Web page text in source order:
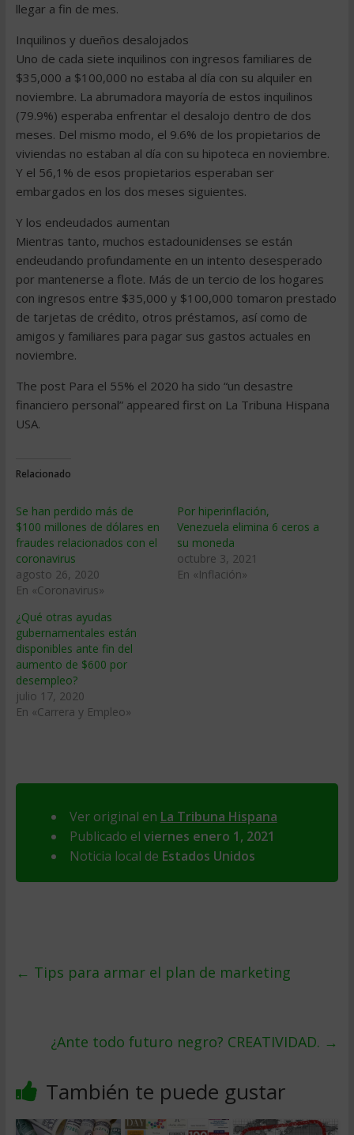
llegar a fin de mes.
Inquilinos y dueños desalojados
Uno de cada siete inquilinos con ingresos familiares de
$35,000 a $100,000 no estaba al día con su alquiler en
noviembre. La abrumadora mayoría de estos inquilinos
(79.9%) esperaba enfrentar el desalojo dentro de dos
meses. Del mismo modo, el 9.6% de los propietarios de
viviendas no estaban al día con su hipoteca en noviembre.
Y el 56,1% de esos propietarios esperaban ser
embargados en los dos meses siguientes.
Y los endeudados aumentan
Mientras tanto, muchos estadounidenses se están
endeudando profundamente en un intento desesperado
por mantenerse a flote. Más de un tercio de los hogares
con ingresos entre $35,000 y $100,000 tomaron prestado
de tarjetas de crédito, otros préstamos, así como de
amigos y familiares para pagar sus gastos actuales en
noviembre.
The post Para el 55% el 2020 ha sido “un desastre
financiero personal” appeared first on La Tribuna Hispana
USA.
Relacionado
Se han perdido más de
$100 millones de dólares en
fraudes relacionados con el
coronavirus
agosto 26, 2020
En «Coronavirus»
Por hiperinflación,
Venezuela elimina 6 ceros a
su moneda
octubre 3, 2021
En «Inflación»
¿Qué otras ayudas
gubernamentales están
disponibles ante fin del
aumento de $600 por
desempleo?
julio 17, 2020
En «Carrera y Empleo»
Ver original en La Tribuna Hispana
Publicado el viernes enero 1, 2021
Noticia local de Estados Unidos
← Tips para armar el plan de marketing
¿Ante todo futuro negro? CREATIVIDAD. →
También te puede gustar